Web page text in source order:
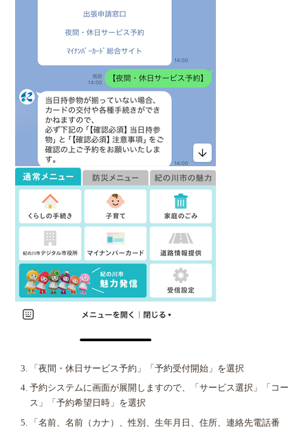
「夜間・休日サービス予約」「予約受付開始」を選択
予約システムに画面が展開しますので、「サービス選択」「コー
ス」「予約希望日時」を選択
「名前、名前（カナ）、性別、生年月日、住所、連絡先電話番